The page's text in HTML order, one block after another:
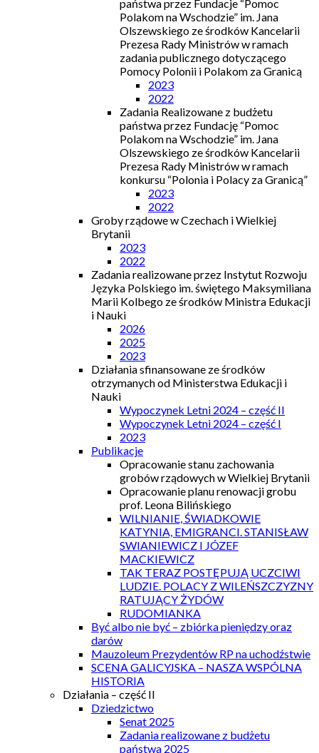
państwa przez Fundacje “Pomoc
Polakom na Wschodzie” im. Jana
Olszewskiego ze środków Kancelarii
Prezesa Rady Ministrów w ramach
zadania publicznego dotyczącego
Pomocy Polonii i Polakom za Granicą
2023
2022
Zadania Realizowane z budżetu
państwa przez Fundację “Pomoc
Polakom na Wschodzie” im. Jana
Olszewskiego ze środków Kancelarii
Prezesa Rady Ministrów w ramach
konkursu “Polonia i Polacy za Granicą”
2023
2022
Groby rządowe w Czechach i Wielkiej
Brytanii
2023
2022
Zadania realizowane przez Instytut Rozwoju
Języka Polskiego im. świętego Maksymiliana
Marii Kolbego ze środków Ministra Edukacji
i Nauki
2026
2025
2023
Działania sfinansowane ze środków
otrzymanych od Ministerstwa Edukacji i
Nauki
Wypoczynek Letni 2024 – część II
Wypoczynek Letni 2024 – część I
2023
Publikacje
Opracowanie stanu zachowania
grobów rządowych w Wielkiej Brytanii
Opracowanie planu renowacji grobu
prof. Leona Bilińskiego
WILNIANIE, ŚWIADKOWIE
KATYNIA, EMIGRANCI. STANISŁAW
SWIANIEWICZ I JÓZEF
MACKIEWICZ
TAK TERAZ POSTĘPUJĄ UCZCIWI
LUDZIE. POLACY Z WILEŃSZCZYZNY
RATUJĄCY ŻYDÓW
RUDOMIANKA
Być albo nie być – zbiórka pieniędzy oraz
darów
Mauzoleum Prezydentów RP na uchodźstwie
SCENA GALICYJSKA – NASZA WSPÓLNA
HISTORIA
Działania – część II
Dziedzictwo
Senat 2025
Zadania realizowane z budżetu
państwa 2025